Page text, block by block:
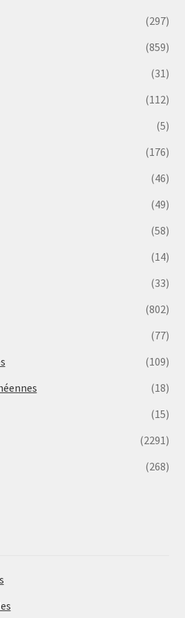
(297)
(859)
(31)
(112)
(5)
(176)
(46)
(49)
(58)
(14)
(33)
(802)
(77)
(109)
(18)
(15)
(2291)
(268)